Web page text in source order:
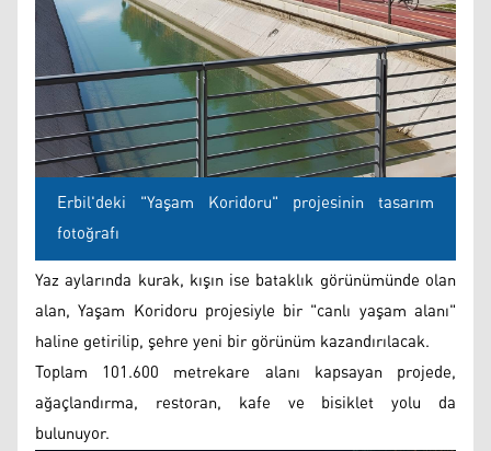
Erbil'deki "Yaşam Koridoru" projesinin tasarım
fotoğrafı
Yaz aylarında kurak, kışın ise bataklık görünümünde olan
alan, Yaşam Koridoru projesiyle bir "canlı yaşam alanı"
haline getirilip, şehre yeni bir görünüm kazandırılacak.
Toplam 101.600 metrekare alanı kapsayan projede,
ağaçlandırma, restoran, kafe ve bisiklet yolu da
bulunuyor.